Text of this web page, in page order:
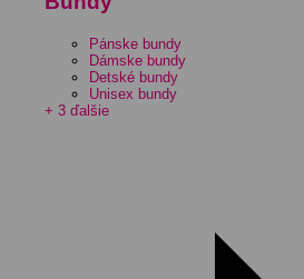
Pánske bundy
Dámske bundy
Detské bundy
Unisex bundy
+ 3 ďalšie